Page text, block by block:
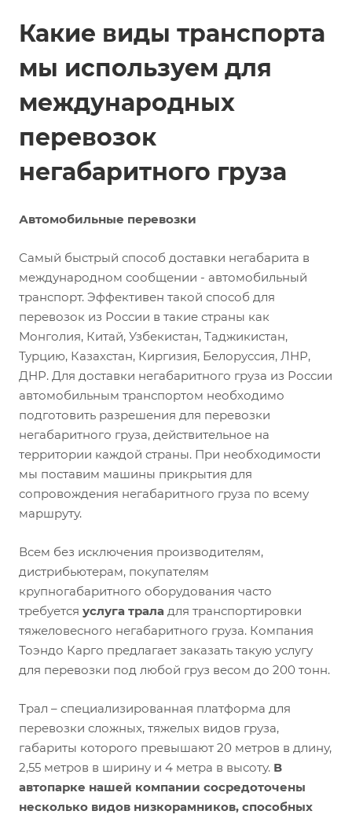
Какие виды транспорта
мы используем для
международных
перевозок
негабаритного груза
Автомобильные перевозки
Самый быстрый способ доставки негабарита в
международном сообщении - автомобильный
транспорт. Эффективен такой способ для
перевозок из России в такие страны как
Монголия, Китай, Узбекистан, Таджикистан,
Турцию, Казахстан, Киргизия, Белоруссия, ЛНР,
ДНР. Для доставки негабаритного груза из России
автомобильным транспортом необходимо
подготовить разрешения для перевозки
негабаритного груза, действительное на
территории каждой страны. При необходимости
мы поставим машины прикрытия для
сопровождения негабаритного груза по всему
маршруту.
Всем без исключения производителям,
дистрибьютерам, покупателям
крупногабаритного оборудования часто
требуется услуга трала для транспортировки
тяжеловесного негабаритного груза. Компания
Тоэндо Карго предлагает заказать такую услугу
для перевозки под любой груз весом до 200 тонн.
Трал – специализированная платформа для
перевозки сложных, тяжелых видов груза,
габариты которого превышают 20 метров в длину,
2,55 метров в ширину и 4 метра в высоту. В
автопарке нашей компании сосредоточены
несколько видов низкорамников, способных